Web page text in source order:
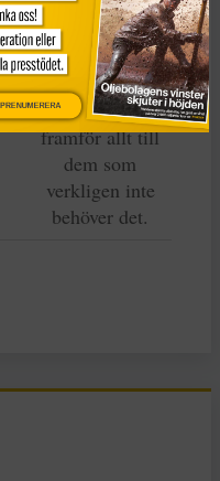
Det utlovade
elstödet går
uppenbart
framför allt till
dem som
verkligen inte
behöver det.
PRENUMERERA